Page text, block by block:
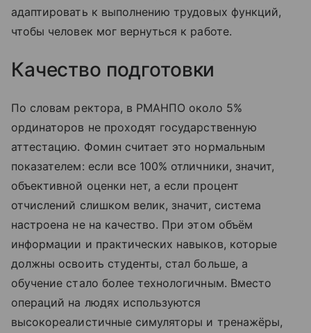
адаптировать к выполнению трудовых функций,
чтобы человек мог вернуться к работе.
Качество подготовки
По словам ректора, в РМАНПО около 5%
ординаторов не проходят государственную
аттестацию. Фомин считает это нормальным
показателем: если все 100% отличники, значит,
объективной оценки нет, а если процент
отчислений слишком велик, значит, система
настроена не на качество. При этом объём
информации и практических навыков, которые
должны освоить студенты, стал больше, а
обучение стало более технологичным. Вместо
операций на людях используются
высокореалистичные симуляторы и тренажёры,